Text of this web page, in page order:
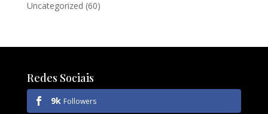
Uncategorized (60)
Redes Sociais
9k Followers